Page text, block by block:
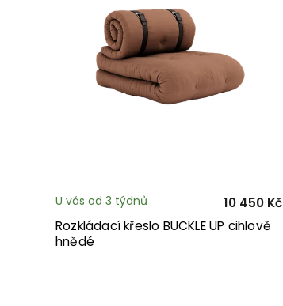
Rozkládací křeslo BUCKLE UP cihlově
hnědé
U vás od 3 týdnů 10 450 Kč